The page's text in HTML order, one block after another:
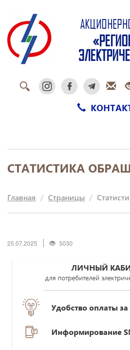
СТАТИСТИКА
Главная Страницы
25.07.2025 5030
ЛИЧНЫЙ
для потребителей
Удобство оплаты
Информирование